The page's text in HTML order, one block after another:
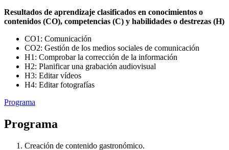
Resultados de aprendizaje clasificados en conocimientos o
contenidos (CO), competencias (C) y habilidades o destrezas (H)
CO1: Comunicación
CO2: Gestión de los medios sociales de comunicación
H1: Comprobar la corrección de la información
H2: Planificar una grabación audiovisual
H3: Editar vídeos
H4: Editar fotografías
Programa
Programa
Creación de contenido gastronómico.